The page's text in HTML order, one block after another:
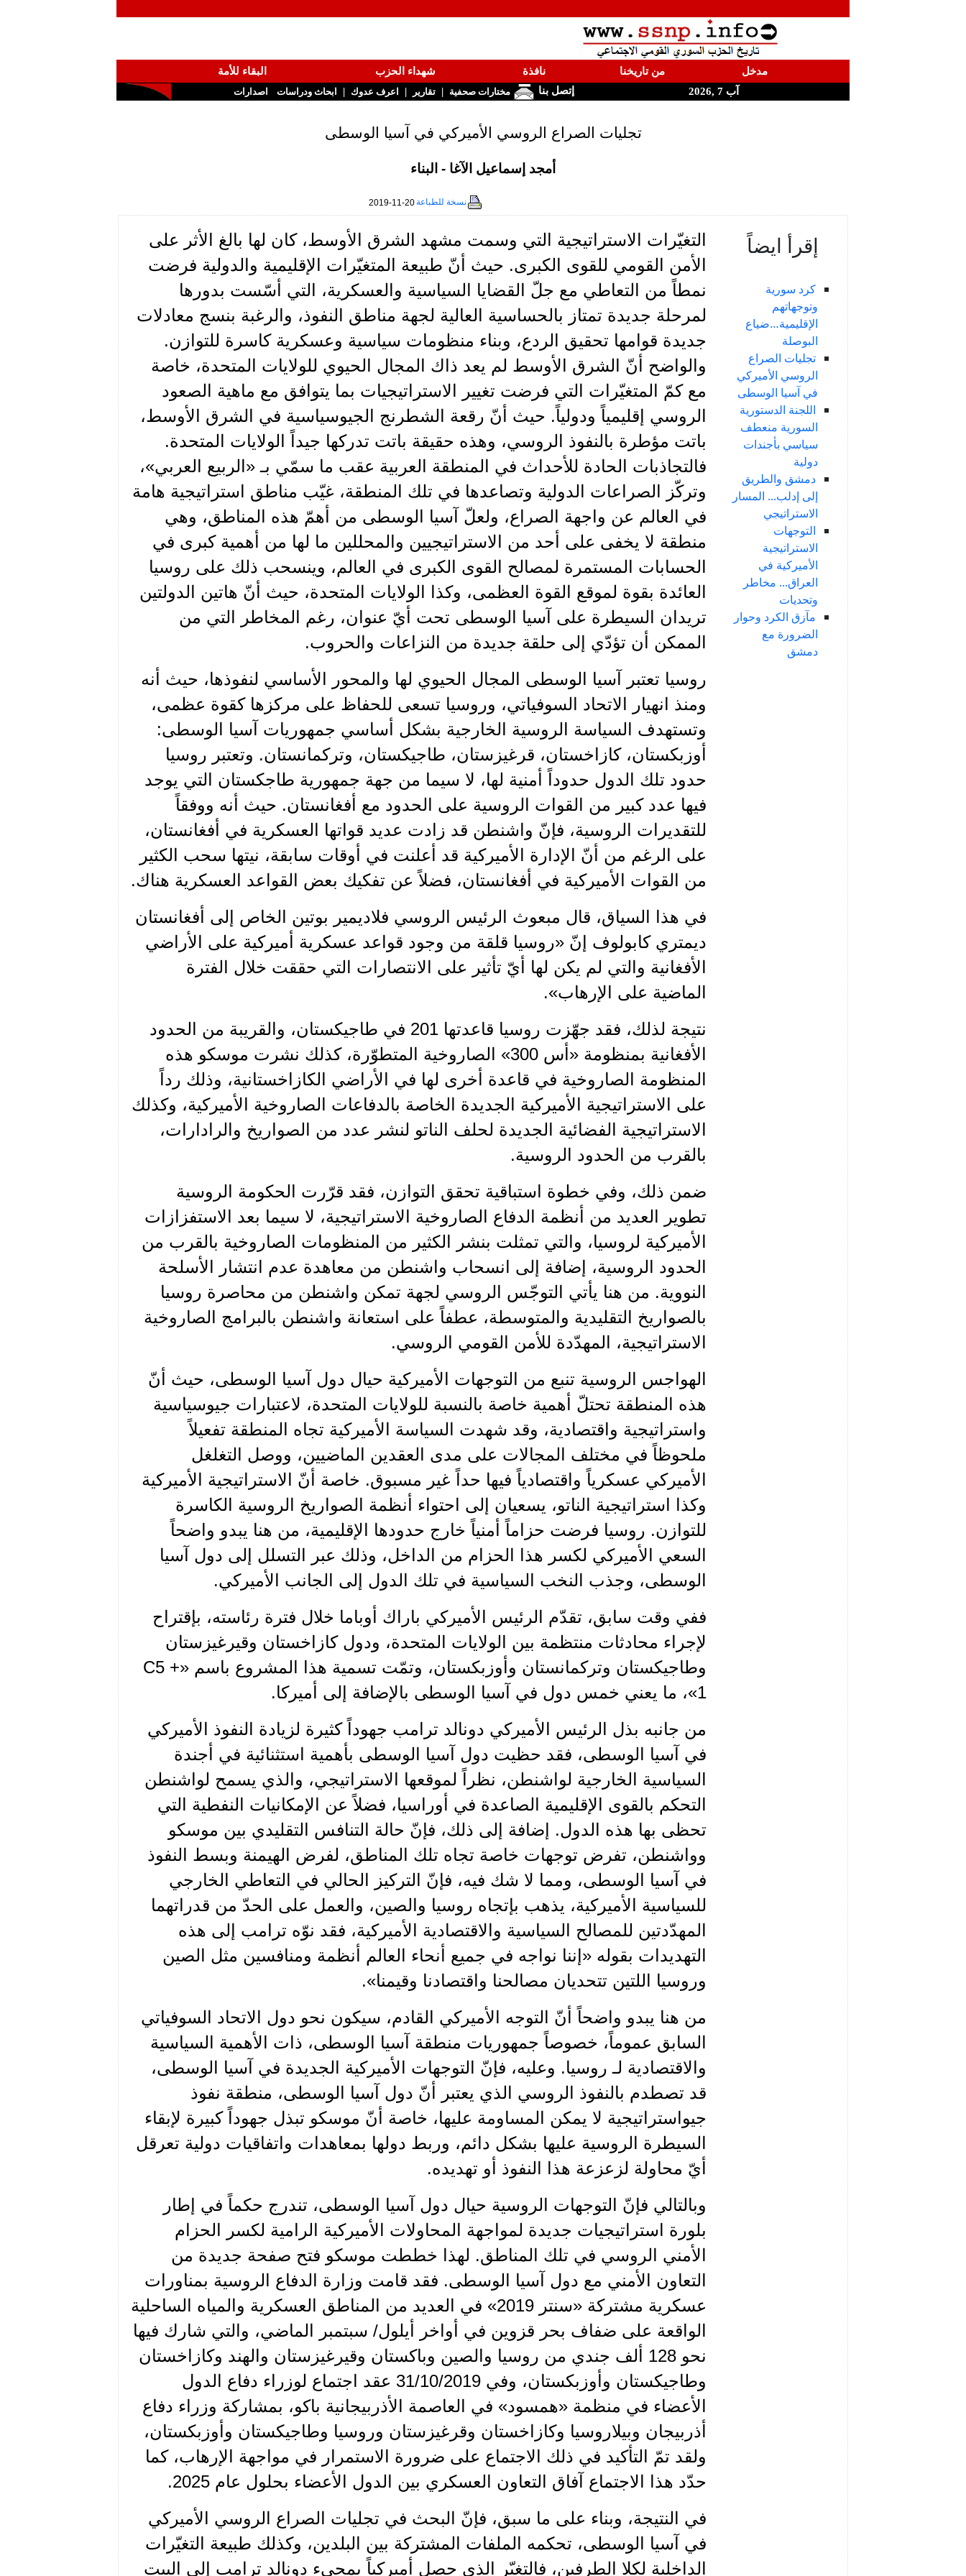
مدخل من تاريخنا نافذة شهداء الحزب
البقاء للأمة
آب 7 ,2026
إتصل بنا مختارات صحفية | تقارير | اعرف عدوك | ابحاث ودراسات اصدارات
تجليات الصراع الروسي الأميركي في آسيا الوسطى
أمجد إسماعيل الآغا - البناء
نسخة للطباعة2019-11-20
إقرأ ايضاً
كرد سورية
وتوجهاتهم
الإقليمية…ضياع
البوصلة
تجليات الصراع
الروسي الأميركي
في آسيا الوسطى
اللجنة الدستورية
السورية منعطف
سياسي بأجندات
دولية
دمشق والطريق
إلى إدلب... المسار
الاستراتيجي
التوجهات
الاستراتيجية
الأميركية في
العراق... مخاطر
وتحديات
مآزق الكرد وحوار
الضرورة مع
دمشق
التغيّرات الاستراتيجية التي وسمت مشهد الشرق الأوسط، كان لها بالغ الأثر على
الأمن القومي للقوى الكبرى. حيث أنّ طبيعة المتغيّرات الإقليمية والدولية فرضت
نمطاً من التعاطي مع جلّ القضايا السياسية والعسكرية، التي أسّست بدورها
لمرحلة جديدة تمتاز بالحساسية العالية لجهة مناطق النفوذ، والرغبة بنسج معادلات
جديدة قوامها تحقيق الردع، وبناء منظومات سياسية وعسكرية كاسرة للتوازن.
والواضح أنّ الشرق الأوسط لم يعد ذاك المجال الحيوي للولايات المتحدة، خاصة
مع كمّ المتغيّرات التي فرضت تغيير الاستراتيجيات بما يتوافق مع ماهية الصعود
الروسي إقليمياً ودولياً. حيث أنّ رقعة الشطرنج الجيوسياسية في الشرق الأوسط،
باتت مؤطرة بالنفوذ الروسي، وهذه حقيقة باتت تدركها جيداً الولايات المتحدة.
فالتجاذبات الحادة للأحداث في المنطقة العربية عقب ما سمّي بـ «الربيع العربي»،
وتركّز الصراعات الدولية وتصاعدها في تلك المنطقة، غيّب مناطق استراتيجية هامة
في العالم عن واجهة الصراع، ولعلّ آسيا الوسطى من أهمّ هذه المناطق، وهي
منطقة لا يخفى على أحد من الاستراتيجيين والمحللين ما لها من أهمية كبرى في
الحسابات المستمرة لمصالح القوى الكبرى في العالم، وينسحب ذلك على روسيا
العائدة بقوة لموقع القوة العظمى، وكذا الولايات المتحدة، حيث أنّ هاتين الدولتين
تريدان السيطرة على آسيا الوسطى تحت أيّ عنوان، رغم المخاطر التي من
الممكن أن تؤدّي إلى حلقة جديدة من النزاعات والحروب.
روسيا تعتبر آسيا الوسطى المجال الحيوي لها والمحور الأساسي لنفوذها، حيث أنه
ومنذ انهيار الاتحاد السوفياتي، وروسيا تسعى للحفاظ على مركزها كقوة عظمى،
وتستهدف السياسة الروسية الخارجية بشكل أساسي جمهوريات آسيا الوسطى:
أوزبكستان، كازاخستان، قرغيزستان، طاجيكستان، وتركمانستان. وتعتبر روسيا
حدود تلك الدول حدوداً أمنية لها، لا سيما من جهة جمهورية طاجكستان التي يوجد
فيها عدد كبير من القوات الروسية على الحدود مع أفغانستان. حيث أنه ووفقاً
للتقديرات الروسية، فإنّ واشنطن قد زادت عديد قواتها العسكرية في أفغانستان،
على الرغم من أنّ الإدارة الأميركية قد أعلنت في أوقات سابقة، نيتها سحب الكثير
من القوات الأميركية في أفغانستان، فضلاً عن تفكيك بعض القواعد العسكرية هناك.
في هذا السياق، قال مبعوث الرئيس الروسي فلاديمير بوتين الخاص إلى أفغانستان
ديمتري كابولوف إنّ «روسيا قلقة من وجود قواعد عسكرية أميركية على الأراضي
الأفغانية والتي لم يكن لها أيّ تأثير على الانتصارات التي حققت خلال الفترة
الماضية على الإرهاب».
نتيجة لذلك، فقد جهّزت روسيا قاعدتها 201 في طاجيكستان، والقريبة من الحدود
الأفغانية بمنظومة «أس 300» الصاروخية المتطوّرة، كذلك نشرت موسكو هذه
المنظومة الصاروخية في قاعدة أخرى لها في الأراضي الكازاخستانية، وذلك رداً
على الاستراتيجية الأميركية الجديدة الخاصة بالدفاعات الصاروخية الأميركية، وكذلك
الاستراتيجية الفضائية الجديدة لحلف الناتو لنشر عدد من الصواريخ والرادارات،
بالقرب من الحدود الروسية.
ضمن ذلك، وفي خطوة استباقية تحقق التوازن، فقد قرّرت الحكومة الروسية
تطوير العديد من أنظمة الدفاع الصاروخية الاستراتيجية، لا سيما بعد الاستفزازات
الأميركية لروسيا، والتي تمثلت بنشر الكثير من المنظومات الصاروخية بالقرب من
الحدود الروسية، إضافة إلى انسحاب واشنطن من معاهدة عدم انتشار الأسلحة
النووية. من هنا يأتي التوجّس الروسي لجهة تمكن واشنطن من محاصرة روسيا
بالصواريخ التقليدية والمتوسطة، عطفاً على استعانة واشنطن بالبرامج الصاروخية
الاستراتيجية، المهدّدة للأمن القومي الروسي.
الهواجس الروسية تنبع من التوجهات الأميركية حيال دول آسيا الوسطى، حيث أنّ
هذه المنطقة تحتلّ أهمية خاصة بالنسبة للولايات المتحدة، لاعتبارات جيوسياسية
واستراتيجية واقتصادية، وقد شهدت السياسة الأميركية تجاه المنطقة تفعيلاً
ملحوظاً في مختلف المجالات على مدى العقدين الماضيين، ووصل التغلغل
الأميركي عسكرياً واقتصادياً فيها حداً غير مسبوق. خاصة أنّ الاستراتيجية الأميركية
وكذا استراتيجية الناتو، يسعيان إلى احتواء أنظمة الصواريخ الروسية الكاسرة
للتوازن. روسيا فرضت حزاماً أمنياً خارج حدودها الإقليمية، من هنا يبدو واضحاً
السعي الأميركي لكسر هذا الحزام من الداخل، وذلك عبر التسلل إلى دول آسيا
الوسطى، وجذب النخب السياسية في تلك الدول إلى الجانب الأميركي.
ففي وقت سابق، تقدّم الرئيس الأميركي باراك أوباما خلال فترة رئاسته، بإقتراح
لإجراء محادثات منتظمة بين الولايات المتحدة، ودول كازاخستان وقيرغيزستان
وطاجيكستان وتركمانستان وأوزبكستان، وتمّت تسمية هذا المشروع باسم «C5 +
1»، ما يعني خمس دول في آسيا الوسطى بالإضافة إلى أميركا.
من جانبه بذل الرئيس الأميركي دونالد ترامب جهوداً كثيرة لزيادة النفوذ الأميركي
في آسيا الوسطى، فقد حظيت دول آسيا الوسطى بأهمية استثنائية في أجندة
السياسية الخارجية لواشنطن، نظراً لموقعها الاستراتيجي، والذي يسمح لواشنطن
التحكم بالقوى الإقليمية الصاعدة في أوراسيا، فضلاً عن الإمكانيات النفطية التي
تحظى بها هذه الدول. إضافة إلى ذلك، فإنّ حالة التنافس التقليدي بين موسكو
وواشنطن، تفرض توجهات خاصة تجاه تلك المناطق، لفرض الهيمنة وبسط النفوذ
في آسيا الوسطى، ومما لا شك فيه، فإنّ التركيز الحالي في التعاطي الخارجي
للسياسية الأميركية، يذهب بإتجاه روسيا والصين، والعمل على الحدّ من قدراتهما
المهدّدتين للمصالح السياسية والاقتصادية الأميركية، فقد نوّه ترامب إلى هذه
التهديدات بقوله «إننا نواجه في جميع أنحاء العالم أنظمة ومنافسين مثل الصين
وروسيا اللتين تتحديان مصالحنا واقتصادنا وقيمنا».
من هنا يبدو واضحاً أنّ التوجه الأميركي القادم، سيكون نحو دول الاتحاد السوفياتي
السابق عموماً، خصوصاً جمهوريات منطقة آسيا الوسطى، ذات الأهمية السياسية
والاقتصادية لـ روسيا. وعليه، فإنّ التوجهات الأميركية الجديدة في آسيا الوسطى،
قد تصطدم بالنفوذ الروسي الذي يعتبر أنّ دول آسيا الوسطى، منطقة نفوذ
جيواستراتيجية لا يمكن المساومة عليها، خاصة أنّ موسكو تبذل جهوداً كبيرة لإبقاء
السيطرة الروسية عليها بشكل دائم، وربط دولها بمعاهدات واتفاقيات دولية تعرقل
أيّ محاولة لزعزعة هذا النفوذ أو تهديده.
وبالتالي فإنّ التوجهات الروسية حيال دول آسيا الوسطى، تندرج حكماً في إطار
بلورة استراتيجيات جديدة لمواجهة المحاولات الأميركية الرامية لكسر الحزام
الأمني الروسي في تلك المناطق. لهذا خططت موسكو فتح صفحة جديدة من
التعاون الأمني مع دول آسيا الوسطى. فقد قامت وزارة الدفاع الروسية بمناورات
عسكرية مشتركة «سنتر 2019» في العديد من المناطق العسكرية والمياه الساحلية
الواقعة على ضفاف بحر قزوين في أواخر أيلول/ سبتمبر الماضي، والتي شارك فيها
نحو 128 ألف جندي من روسيا والصين وباكستان وقيرغيزستان والهند وكازاخستان
وطاجيكستان وأوزبكستان، وفي 31/10/2019 عقد اجتماع لوزراء دفاع الدول
الأعضاء في منظمة «همسود» في العاصمة الأذربيجانية باكو، بمشاركة وزراء دفاع
أذربيجان وبيلاروسيا وكازاخستان وقرغيزستان وروسيا وطاجيكستان وأوزبكستان،
ولقد تمّ التأكيد في ذلك الاجتماع على ضرورة الاستمرار في مواجهة الإرهاب، كما
حدّد هذا الاجتماع آفاق التعاون العسكري بين الدول الأعضاء بحلول عام 2025.
في النتيجة، وبناء على ما سبق، فإنّ البحث في تجليات الصراع الروسي الأميركي
في آسيا الوسطى، تحكمه الملفات المشتركة بين البلدين، وكذلك طبيعة التغيّرات
الداخلية لكلا الطرفين، فالتغيّر الذي حصل أميركياً بمجيء دونالد ترامب إلى البيت